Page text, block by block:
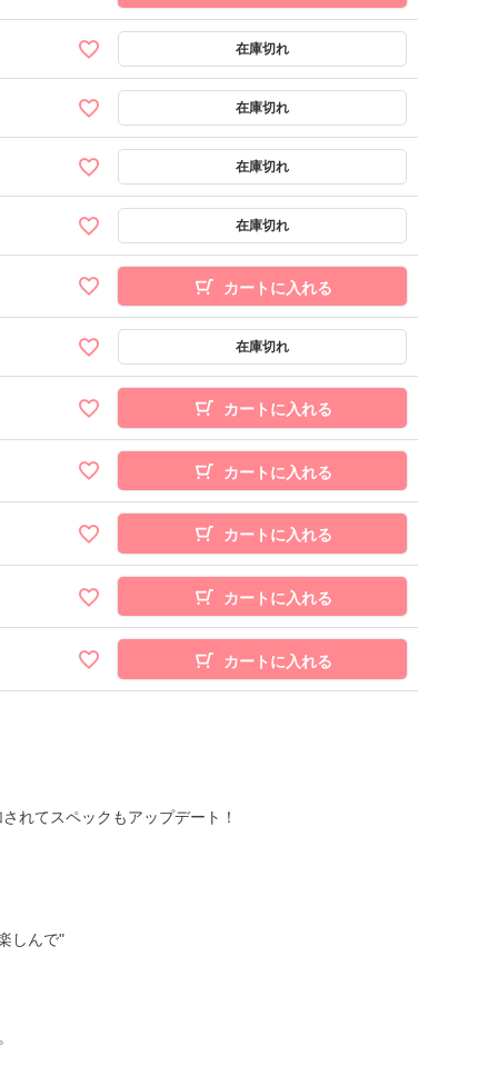
カートに入れる
カートに入れる
カートに入れる
カートに入れる
カートに入れる
カートに入れる
れてスペックもアップデート！
しんで"